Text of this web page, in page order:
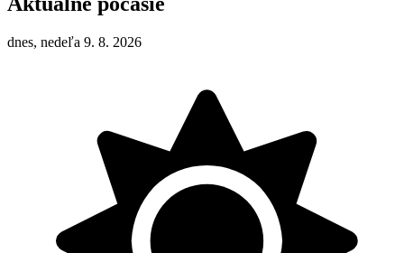
dnes, nedeľa 9. 8. 2026